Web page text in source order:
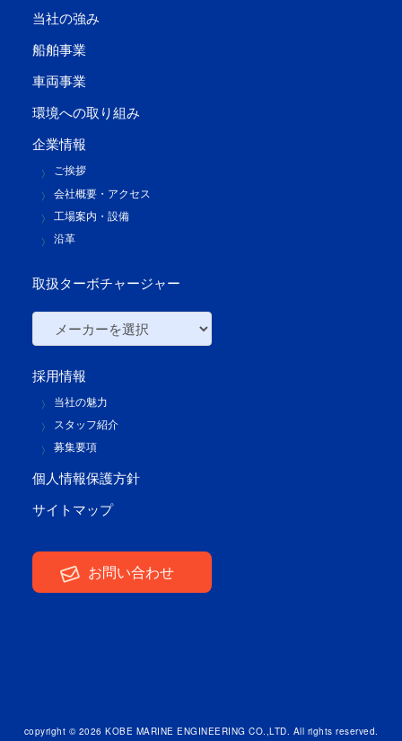
当社の強み
船舶事業
車両事業
環境への取り組み
企業情報
ご挨拶
会社概要・アクセス
工場案内・設備
沿革
取扱ターボチャージャー
採用情報
当社の魅力
スタッフ紹介
募集要項
個人情報保護方針
サイトマップ
お問い合わせ
copyright © 2026 KOBE MARINE ENGINEERING CO.,LTD. All rights reserved.